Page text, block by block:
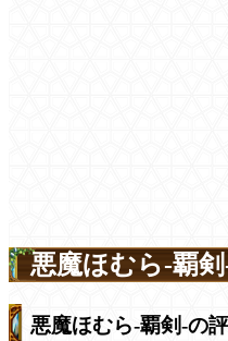
悪魔ほむら-覇
悪魔ほむら-覇剣-の